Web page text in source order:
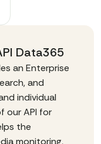
Data365
an Enterprise
and
individual
our API for
the
monitoring,